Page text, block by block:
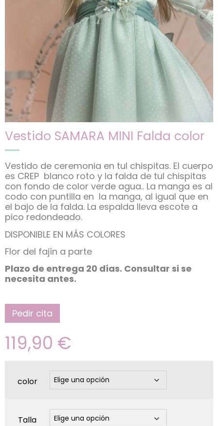
Vestido SAMARA MINI Falda color
Vestido de ceremonia en tul chispitas. El cuerpo
es CREP blanco roto y la falda de tul chispitas
con fondo de color verde agua.. La manga es al
codo con puntilla en la manga, al igual que en
el bajo de la falda. La espalda lleva escote a
pico redondeado.
DISPONIBLE EN MÁS COLORES
Flor del fajín a parte
Plazo de entrega 20 días. Consultar si se
necesita antes.
Pedir cita
119,90 €
color
Talla